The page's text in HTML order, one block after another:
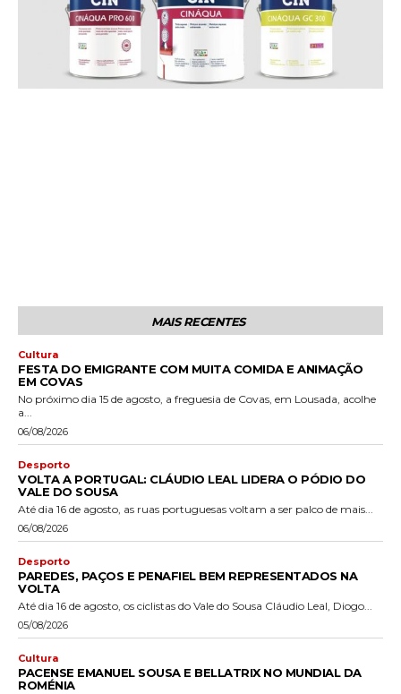
MAIS RECENTES
Cultura
FESTA DO EMIGRANTE COM MUITA COMIDA E ANIMAÇÃO
EM COVAS
No próximo dia 15 de agosto, a freguesia de Covas, em Lousada, acolhe
a...
06/08/2026
Desporto
VOLTA A PORTUGAL: CLÁUDIO LEAL LIDERA O PÓDIO DO
VALE DO SOUSA
Até dia 16 de agosto, as ruas portuguesas voltam a ser palco de mais...
06/08/2026
Desporto
PAREDES, PAÇOS E PENAFIEL BEM REPRESENTADOS NA
VOLTA
Até dia 16 de agosto, os ciclistas do Vale do Sousa Cláudio Leal, Diogo...
05/08/2026
Cultura
PACENSE EMANUEL SOUSA E BELLATRIX NO MUNDIAL DA
ROMÉNIA